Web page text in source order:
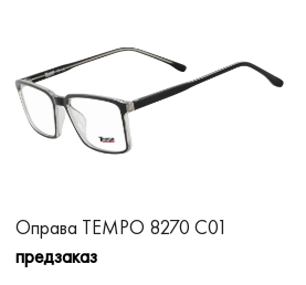
Оправа TEMPO 8270 C01
предзаказ